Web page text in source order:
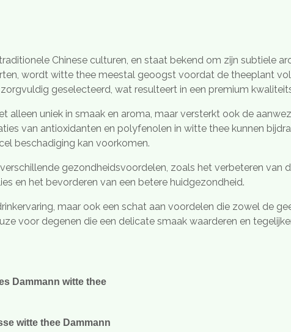
Chinese culturen, en staat bekend om zijn subtiele
wordt witte thee meestal geoogst voordat de theeplant
geselecteerd, wat resulteert in een premium
alleen uniek in smaak en aroma, maar versterkt ook de
van antioxidanten en polyfenolen in witte thee kunnen
beschadiging kan voorkomen.
gezondheidsvoordelen, zoals het verbeteren van
en het bevorderen van een betere huidgezondheid.
maar ook een schat aan voordelen die zowel de
voor degenen die een delicate smaak waarderen en
Dammann witte thee
witte thee Dammann